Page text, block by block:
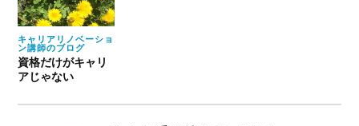
キャリアリノベーショ
ン講師のブログ
資格だけがキャリ
アじゃない